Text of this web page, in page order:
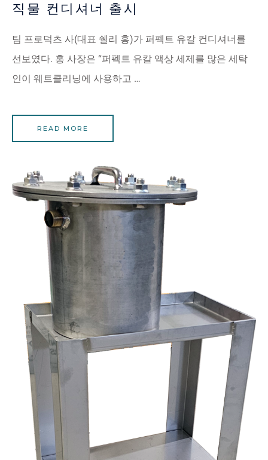
직물 컨디셔너 출시
팀 프로덕츠 사(대표 쉘리 홍)가 퍼펙트 유칼 컨디셔너를
선보였다. 홍 사장은 “퍼펙트 유칼 액상 세제를 많은 세탁
인이 웨트클리닝에 사용하고 …
READ MORE